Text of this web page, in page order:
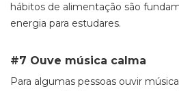
hábitos de alimentação são
energia para estudares.
#7 Ouve música calma
Para algumas pessoas ouvir